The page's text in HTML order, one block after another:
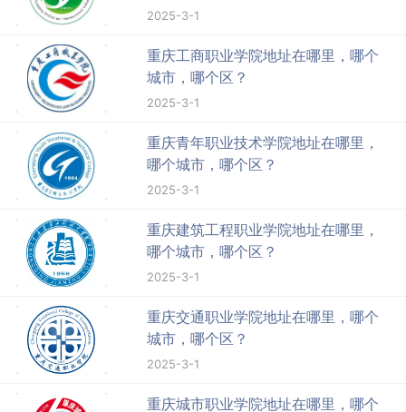
2025-3-1
重庆工商职业学院地址在哪里，哪个
城市，哪个区？
2025-3-1
重庆青年职业技术学院地址在哪里，
哪个城市，哪个区？
2025-3-1
重庆建筑工程职业学院地址在哪里，
哪个城市，哪个区？
2025-3-1
重庆交通职业学院地址在哪里，哪个
城市，哪个区？
2025-3-1
重庆城市职业学院地址在哪里，哪个